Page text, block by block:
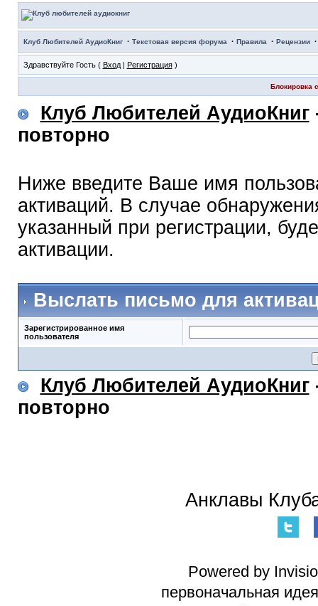
Клуб Любителей АудиоКниг· Текстовая версия форума · Правила · Рецензии
Здравствуйте Гость ( Вход| Регистрация)
Блокировка
Клуб Любителей АудиоКниг
повторно
Ниже введите Ваше имя
активаций. В случае
указанный при регистрации,
активации.
Выслать письмо для
Зарегистрированное имя
пользователя
Клуб Любителей АудиоКниг
повторно
Анклавы
Powered by
первоначальная